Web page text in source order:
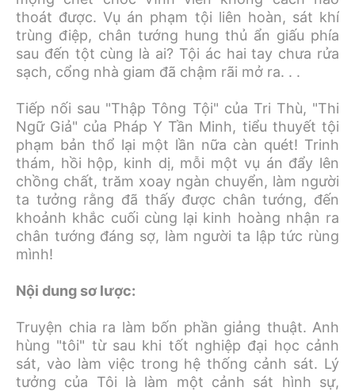
thoát được. Vụ án phạm tội liên hoàn, sát khí
trùng điệp, chân tướng hung thủ ẩn giấu phía
sau đến tột cùng là ai? Tội ác hai tay chưa rửa
sạch, cổng nhà giam đã chậm rãi mở ra. . .
Tiếp nối sau "Thập Tông Tội" của Tri Thù, "Thi
Ngữ Giả" của Pháp Y Tần Minh, tiểu thuyết tội
phạm bản thổ lại một lần nữa càn quét! Trinh
thám, hồi hộp, kinh dị, mỗi một vụ án đẩy lên
chồng chất, trăm xoay ngàn chuyển, làm người
ta tưởng rằng đã thấy được chân tướng, đến
khoảnh khắc cuối cùng lại kinh hoàng nhận ra
chân tướng đáng sợ, làm người ta lập tức rùng
mình!
Nội dung sơ lược:
Truyện chia ra làm bốn phần giảng thuật. Anh
hùng "tôi" từ sau khi tốt nghiệp đại học cảnh
sát, vào làm việc trong hệ thống cảnh sát. Lý
tưởng của Tôi là làm một cảnh sát hình sự,